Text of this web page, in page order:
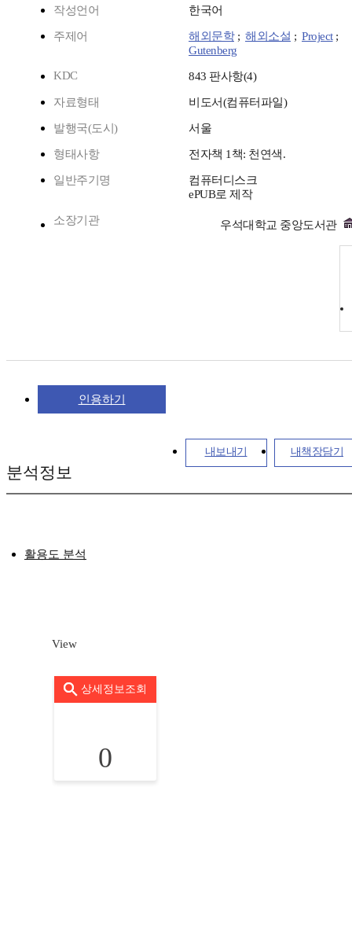
작성언어 한국어
주제어 해외문학; 해외소설 ; Project;
Gutenberg
KDC
843 판사항(4)
자료형태 비도서(컴퓨터파일)
발행국(도시) 서울
형태사항 전자책 1책: 천연색.
일반주기명
컴퓨터디스크
ePUB로 제작
소장기관 우석대학교 중앙도서관
인용하기
내보내기 내책장담기
분석정보
활용도 분석
View
상세정보조회
0